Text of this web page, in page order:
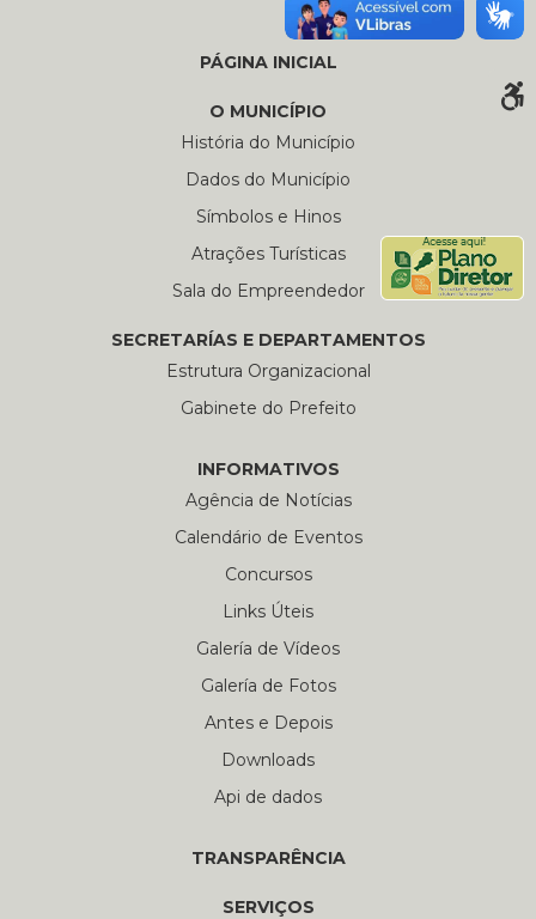
PÁGINA INICIAL
O MUNICÍPIO
História do Município
Dados do Município
Símbolos e Hinos
Atrações Turísticas
Sala do Empreendedor
SECRETARÍAS E DEPARTAMENTOS
Estrutura Organizacional
Gabinete do Prefeito
INFORMATIVOS
Agência de Notícias
Calendário de Eventos
Concursos
Links Úteis
Galería de Vídeos
Galería de Fotos
Antes e Depois
Downloads
Api de dados
TRANSPARÊNCIA
SERVIÇOS